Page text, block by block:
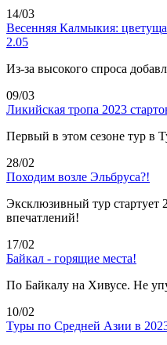
14/03
Весенняя Калмыкия:
2.05
Из-за высокого спроса
09/03
Ликийская тропа 2023
Первый в этом сезоне тур в
28/02
Походим возле Эльбруса?!
Эксклюзивный тур стартует
впечатлений!
17/02
Байкал - горящие места!
По Байкалу на Хивусе. Не
10/02
Туры по Средней Азии в